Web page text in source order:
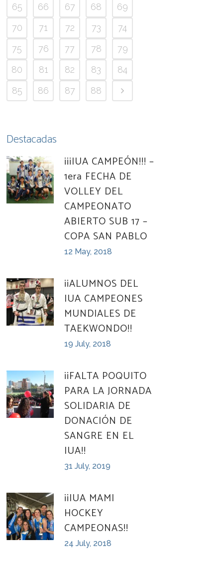
65 66 67 68
69
70
71 72 73
74
75
76 77 78
79
80
81 82 83
84
85
86 87 88
Destacadas
¡¡¡IUA CAMPEÓN!!! –
1era FECHA DE
VOLLEY DEL
CAMPEONATO
ABIERTO SUB 17 –
COPA SAN PABLO
12 May, 2018
¡¡ALUMNOS DEL
IUA CAMPEONES
MUNDIALES DE
TAEKWONDO!!
19 July, 2018
¡¡FALTA POQUITO
PARA LA JORNADA
SOLIDARIA DE
DONACIÓN DE
SANGRE EN EL
IUA!!
31 July, 2019
¡¡IUA MAMI
HOCKEY
CAMPEONAS!!
24 July, 2018